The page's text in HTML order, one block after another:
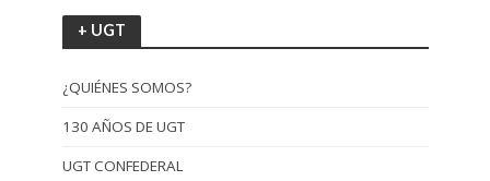
+ UGT
¿QUIÉNES SOMOS?
130 AÑOS DE UGT
UGT CONFEDERAL